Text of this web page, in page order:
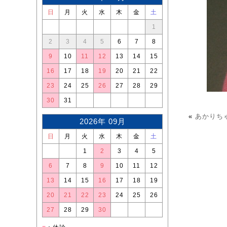
« あかりち
日 月 火 水 木 金 土
1
2 3 4 5 6 7 8
9 10 11 12 13 14 15
16 17 18 19 20 21 22
23 24 25 26 27 28 29
30 31
2026年 09月
日 月 火 水 木 金 土
1 2 3 4 5
6 7 8 9 10 11 12
13 14 15 16 17 18 19
20 21 22 23 24 25 26
27 28 29 30